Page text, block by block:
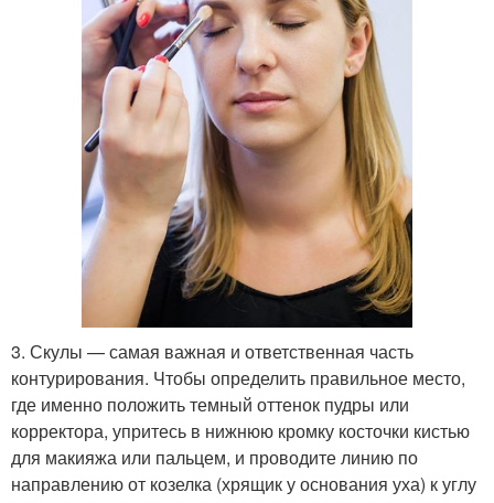
3. Скулы — самая важная и ответственная часть
контурирования. Чтобы определить правильное место,
где именно положить темный оттенок пудры или
корректора, упритесь в нижнюю кромку косточки кистью
для макияжа или пальцем, и проводите линию по
направлению от козелка (хрящик у основания уха) к углу